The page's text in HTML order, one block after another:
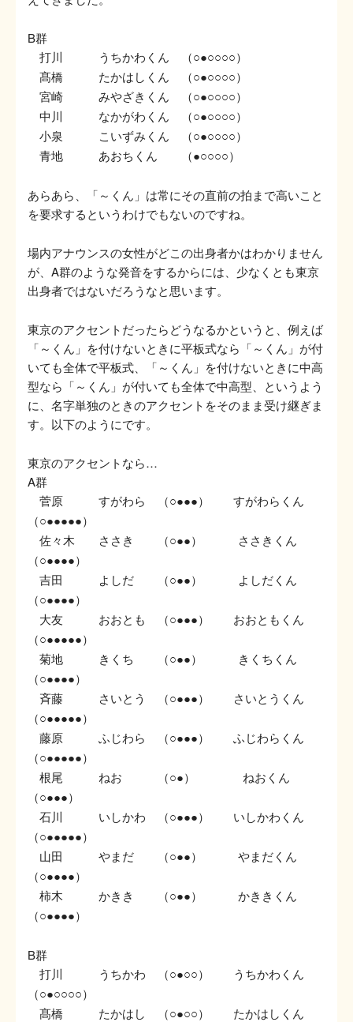
B群
打川 うちかわくん （○●○○○○）
髙橋 たかはしくん （○●○○○○）
宮崎 みやざきくん （○●○○○○）
中川 なかがわくん （○●○○○○）
小泉 こいずみくん （○●○○○○）
青地 あおちくん （●○○○○）
あらあら、「～くん」は常にその直前の拍まで高いこと
を要求するというわけでもないのですね。
場内アナウンスの女性がどこの出身者かはわかりません
が、A群のような発音をするからには、少なくとも東京
出身者ではないだろうなと思います。
東京のアクセントだったらどうなるかというと、例えば
「～くん」を付けないときに平板式なら「～くん」が付
いても全体で平板式、「～くん」を付けないときに中高
型なら「～くん」が付いても全体で中高型、というよう
に、名字単独のときのアクセントをそのまま受け継ぎま
す。以下のようにです。
東京のアクセントなら…
A群
菅原 すがわら （○●●●） すがわらくん
（○●●●●●）
佐々木 ささき （○●●） ささきくん
（○●●●●）
吉田 よしだ （○●●） よしだくん
（○●●●●）
大友 おおとも （○●●●） おおともくん
（○●●●●●）
菊地 きくち （○●●） きくちくん
（○●●●●）
斉藤 さいとう （○●●●） さいとうくん
（○●●●●●）
藤原 ふじわら （○●●●） ふじわらくん
（○●●●●●）
根尾 ねお （○●） ねおくん
（○●●●）
石川 いしかわ （○●●●） いしかわくん
（○●●●●●）
山田 やまだ （○●●） やまだくん
（○●●●●）
柿木 かきき （○●●） かききくん
（○●●●●）
B群
打川 うちかわ （○●○○） うちかわくん
（○●○○○○）
髙橋 たかはし （○●○○） たかはしくん